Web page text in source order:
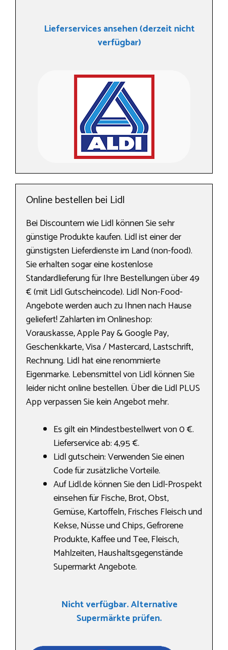
Lieferservices ansehen (derzeit nicht
verfügbar)
Online bestellen bei Lidl
Bei Discountern wie Lidl können Sie sehr
günstige Produkte kaufen. Lidl ist einer der
günstigsten Lieferdienste im Land (non-food).
Sie erhalten sogar eine kostenlose
Standardlieferung für Ihre Bestellungen über 49
€ (mit Lidl Gutscheincode). Lidl Non-Food-
Angebote werden auch zu Ihnen nach Hause
geliefert! Zahlarten im Onlineshop:
Vorauskasse, Apple Pay & Google Pay,
Geschenkkarte, Visa / Mastercard, Lastschrift,
Rechnung. Lidl hat eine renommierte
Eigenmarke. Lebensmittel von Lidl können Sie
leider nicht online bestellen. Über die Lidl PLUS
App verpassen Sie kein Angebot mehr.
Es gilt ein Mindestbestellwert von 0 €.
Lieferservice ab: 4,95 €.
Lidl gutschein: Verwenden Sie einen
Code für zusätzliche Vorteile.
Auf Lidl.de können Sie den Lidl-Prospekt
einsehen für Fische, Brot, Obst,
Gemüse, Kartoffeln, Frisches Fleisch und
Kekse, Nüsse und Chips, Gefrorene
Produkte, Kaffee und Tee, Fleisch,
Mahlzeiten, Haushaltsgegenstände
Supermarkt Angebote.
Nicht verfügbar. Alternative
Supermärkte prüfen.